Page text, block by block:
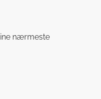
nærmeste